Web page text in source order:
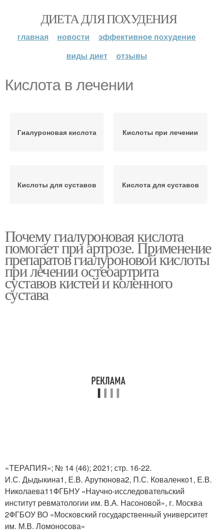
ДИЕТА ДЛЯ ПОХУДЕНИЯ
главная новости
эффективное похудение
виды диет
отзывы
Кислота в лечении
Гиалуроновая кислота Кислоты при лечении
Кислоты для суставов Кислота для суставов
Почему гиалуроновая кислота
помогает при артрозе. Применение
препаратов гиалуроновой кислоты
при лечении остеоартрита
суставов кистей и коленного
сустава
«ТЕРАПИЯ»; № 14 (46); 2021; стр. 16-22.
И.С. Дыдыкина1, Е.В. Арутюнова2, П.С. Коваленко1, Е.В.
Николаева11ФГБНУ «Научно-исследовательский
институт ревматологии им. В.А. Насоновой», г. Москва
2ФГБОУ ВО «Московский государственный университет
им. М.В. Ломоносова»